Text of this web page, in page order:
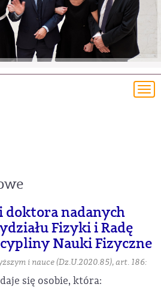
doktora nadanych
Fizyki i Radę
Nauki Fizyczne
i nauce (Dz.U.2020.85), art. 186:
się osobie, która: